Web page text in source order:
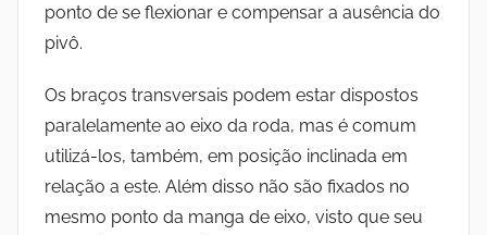
ponto de se flexionar e compensar a ausência do
pivô.
Os braços transversais podem estar dispostos
paralelamente ao eixo da roda, mas é comum
utilizá-los, também, em posição inclinada em
relação a este. Além disso não são fixados no
mesmo ponto da manga de eixo, visto que seu